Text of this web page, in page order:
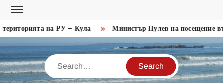
Skip
content
на РУ – Кула Министър Пулев на посещение
Search